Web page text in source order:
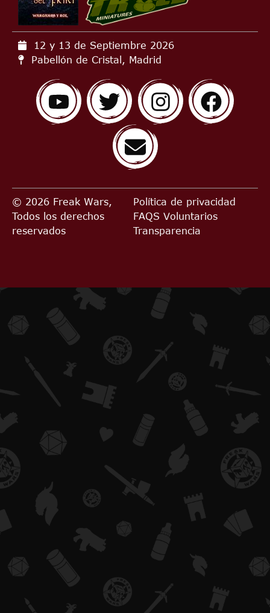
12 y 13 de Septiembre 2026
Pabellón de Cristal, Madrid
© 2026 Freak Wars,
Todos los derechos
reservados
Política de privacidad
FAQS Voluntarios
Transparencia